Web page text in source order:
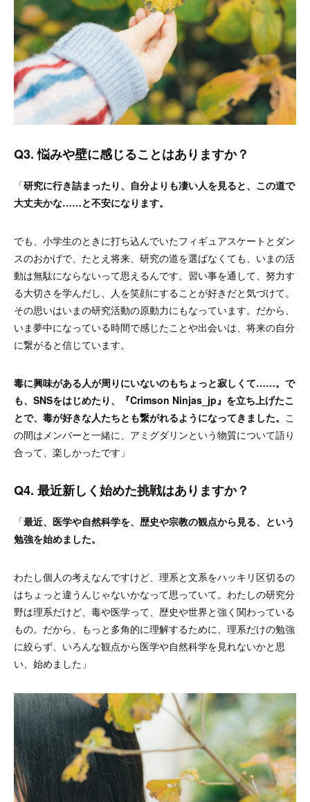
Q3. 悩みや壁に感じることはありますか？
「研究に行き詰まったり、自分よりも凄い人を見ると、この道で
大丈夫かな……と不安になります。
でも、小学生のときに打ち込んでいたフィギュアスケートとダン
スのおかげで、たとえ将来、研究の道を選ばなくても、いまの活
動は無駄にならないって思えるんです。習い事を通して、努力す
る大切さを学んだし、人を笑顔にすることが好きだと気づけて。
その思いはいまの研究活動の原動力にもなっています。だから、
いま夢中になっている時間で感じたことや出会いは、将来の自分
に繋がると信じています。
毒に興味がある人が周りにいないのもちょっと寂しくて……。で
も、SNSをはじめたり、『Crimson Ninjas_jp』を立ち上げたこ
とで、毒が好きな人たちとも繋がれるようになってきました。 こ
の間はメンバーと一緒に、アミグダリンという物質について語り
合って、楽しかったです」
Q4. 最近新しく始めた挑戦はありますか？
「最近、医学や自然科学を、歴史や宗教の観点から見る、という
勉強を始めました。
わたし個人の考えなんですけど、理系と文系をハッキリ区切るの
はちょっと違うんじゃないかなって思っていて。わたしの研究分
野は理系だけど、毒や医学って、歴史や世界と強く関わっている
もの。だから、もっと多角的に理解するために、理系だけの勉強
に絞らず、いろんな観点から医学や自然科学を見れないかと思
い、始めました」